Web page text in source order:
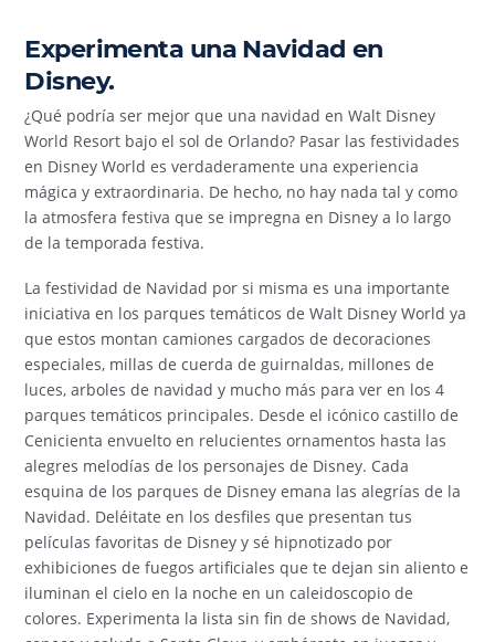
Experimenta una Navidad en
Disney.
¿Qué podría ser mejor que una navidad en Walt Disney
World Resort bajo el sol de Orlando? Pasar las festividades
en Disney World es verdaderamente una experiencia
mágica y extraordinaria. De hecho, no hay nada tal y como
la atmosfera festiva que se impregna en Disney a lo largo
de la temporada festiva.
La festividad de Navidad por si misma es una importante
iniciativa en los parques temáticos de Walt Disney World ya
que estos montan camiones cargados de decoraciones
especiales, millas de cuerda de guirnaldas, millones de
luces, arboles de navidad y mucho más para ver en los 4
parques temáticos principales. Desde el icónico castillo de
Cenicienta envuelto en relucientes ornamentos hasta las
alegres melodías de los personajes de Disney. Cada
esquina de los parques de Disney emana las alegrías de la
Navidad. Deléitate en los desfiles que presentan tus
películas favoritas de Disney y sé hipnotizado por
exhibiciones de fuegos artificiales que te dejan sin aliento e
iluminan el cielo en la noche en un caleidoscopio de
colores. Experimenta la lista sin fin de shows de Navidad,